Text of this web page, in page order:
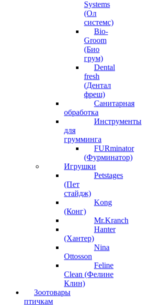
Systems
(Ол
системс)
Bio-
Groom
(Био
грум)
Dental
fresh
(Дентал
фреш)
Санитарная
обработка
Инструменты
для
грумминга
FURminator
(Фурминатор)
Игрушки
Petstages
(Пет
стайдж)
Kong
(Конг)
Mr.Kranch
Hanter
(Хантер)
Nina
Ottosson
Feline
Clean (Фелине
Клин)
Зоотовары
птичкам